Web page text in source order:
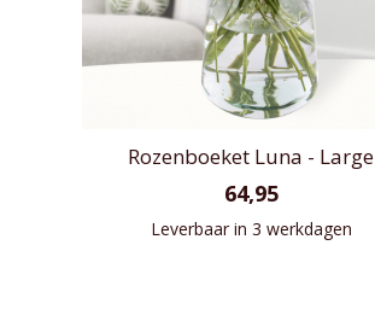
Rozenboeket Luna - Large
64,95
Leverbaar in 3 werkdagen